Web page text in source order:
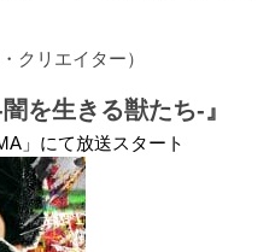
クリエイター）
を生きる獣たち-』
」にて放送スタート